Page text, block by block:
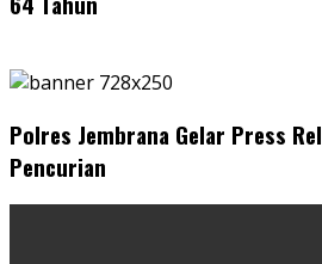
Polres Jembrana Gelar Press
Pencurian